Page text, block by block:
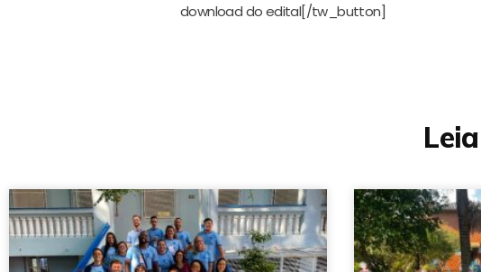
download do edital[/tw_button]